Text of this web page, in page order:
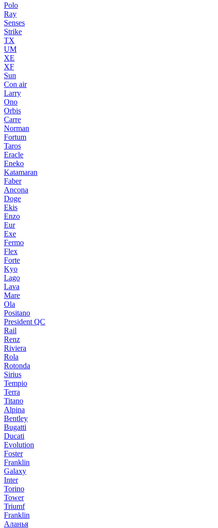
Polo
Ray
Senses
Strike
TX
UM
XE
XF
Sun
Con air
Larry
Ono
Orbis
Carre
Norman
Fortum
Taros
Eracle
Eneko
Katamaran
Faber
Ancona
Doge
Ekis
Enzo
Eur
Exe
Fermo
Flex
Forte
Kyo
Lago
Lava
Mare
Ola
Positano
President QC
Rail
Renz
Riviera
Rola
Rotonda
Sirius
Tempio
Terra
Titano
Alpina
Bentley
Bugatti
Ducati
Evolution
Foster
Franklin
Galaxy
Inter
Torino
Tower
Triumf
Franklin
Аланья